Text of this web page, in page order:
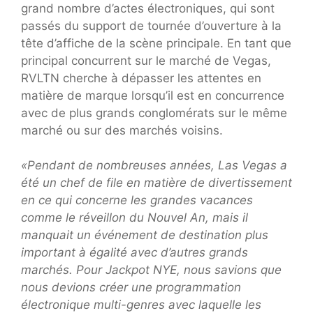
grand nombre d’actes électroniques, qui sont
passés du support de tournée d’ouverture à la
tête d’affiche de la scène principale. En tant que
principal concurrent sur le marché de Vegas,
RVLTN cherche à dépasser les attentes en
matière de marque lorsqu’il est en concurrence
avec de plus grands conglomérats sur le même
marché ou sur des marchés voisins.
«Pendant de nombreuses années, Las Vegas a
été un chef de file en matière de divertissement
en ce qui concerne les grandes vacances
comme le réveillon du Nouvel An, mais il
manquait un événement de destination plus
important à égalité avec d’autres grands
marchés. Pour Jackpot NYE, nous savions que
nous devions créer une programmation
électronique multi-genres avec laquelle les